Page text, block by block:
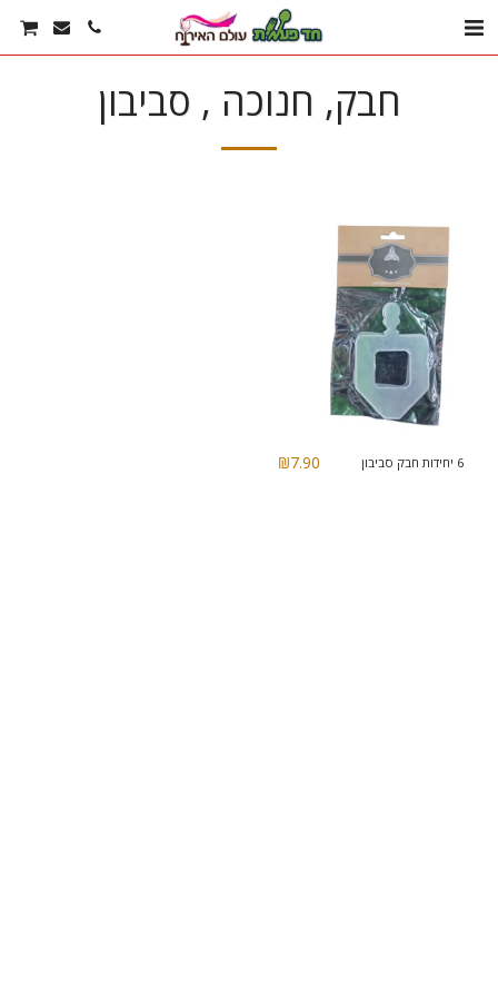
חבק, חנוכה , סביבון
6 יחידות חבק סביבון ₪7.90